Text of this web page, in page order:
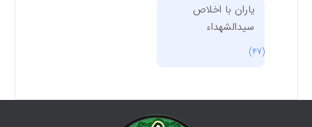
یاران با اخلاص
سیدالشهداء